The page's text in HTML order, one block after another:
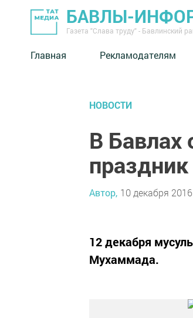
БАВЛЫ-
Газета "Слава труду" - Бавлинский
Главная Рекламодателям
НОВОСТИ
В Бавлах
Автор, 10 декабря
12 декабря
Мухаммада.